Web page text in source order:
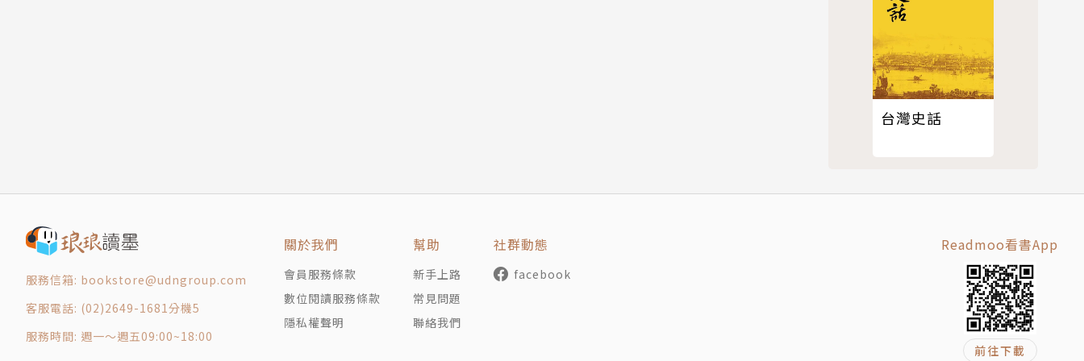
第四章 入京的僧侶
二、龍關趙賜
小結
第五章 闢邪
一、土僧的政治網絡
台灣史話
服務信箱: bookstore@udngroup.com
客服電話: (02)2649-1681分機5
服務時間: 週一～週五09:00~18:00
關於我們
會員服務條款
數位閱讀服務條款
隱私權聲明
幫助
新手上路
常見問題
聯絡我們
社群動態
facebook
Readmoo看書App
前往下載